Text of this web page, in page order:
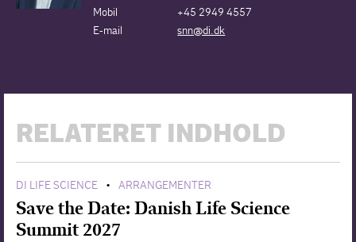
Mobil
+45 2949 4557
E-mail
snn@di.dk
RELATERET INDHOLD
DI LIFE SCIENCE • ARRANGEMENTER
Save the Date: Danish Life Science
Summit 2027